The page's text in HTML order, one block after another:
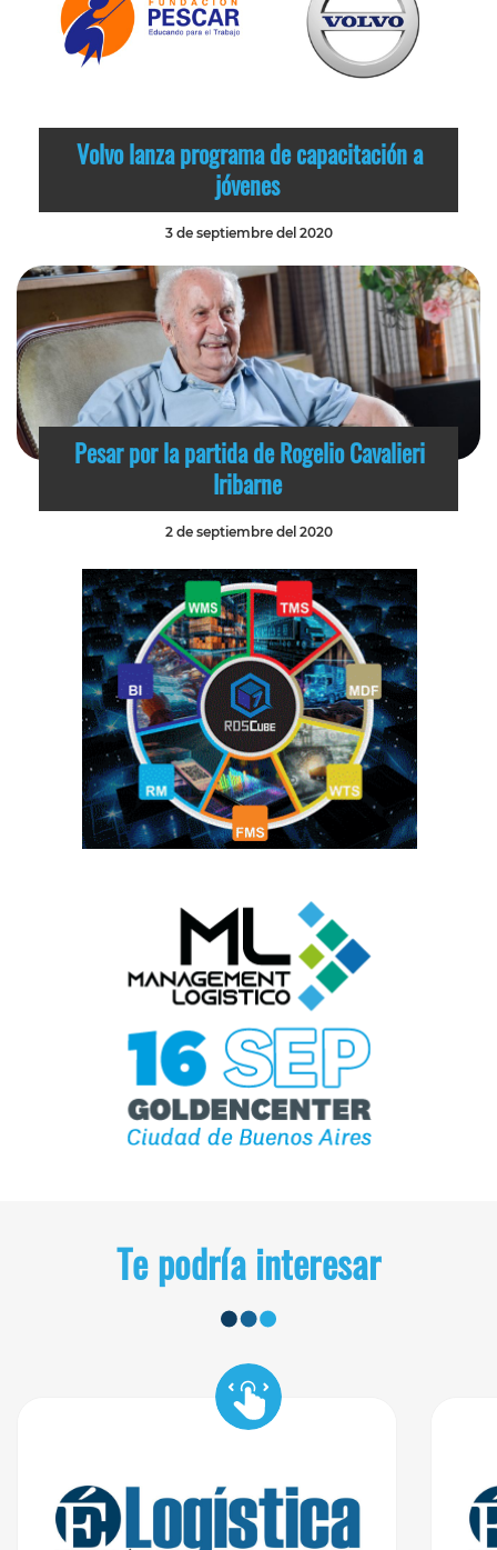
Volvo lanza programa de capacitación a
jóvenes
3 de septiembre del 2020
Pesar por la partida de Rogelio Cavalieri
Iribarne
2 de septiembre del 2020
Te podría interesar